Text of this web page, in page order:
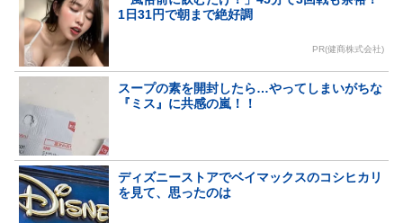
1日31円で朝まで絶好調
PR(健商株式会社)
スープの素を開封したら…やってしまいがちな
『ミス』に共感の嵐！！
ディズニーストアでベイマックスのコシヒカリ
を見て、思ったのは